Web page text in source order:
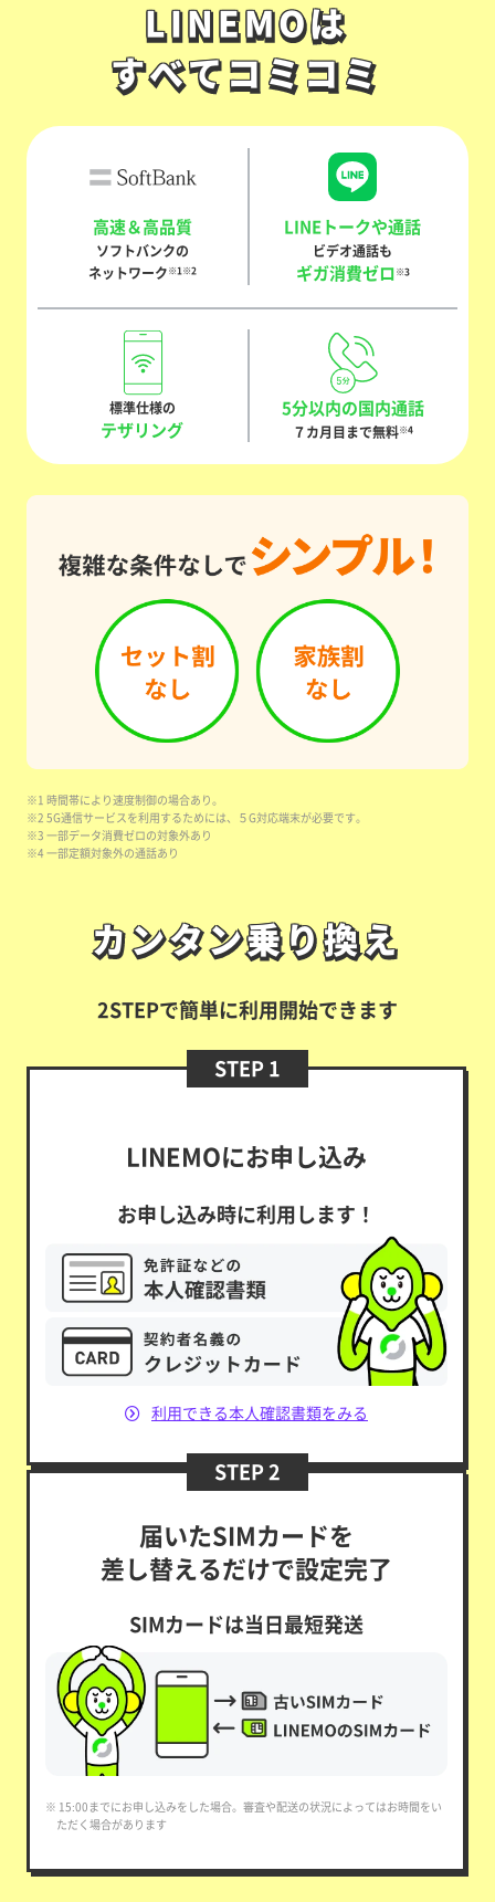
LINEMOは
すべてコミコミ
LINEMOは
すべてコミコミ
高速＆高品質
ソフトバンクの
ネットワーク※1※2
LINEトークや通話
ビデオ通話も
ギガ消費ゼロ※3
標準仕様の
テザリング
5分以内の国内通話
７カ月目まで無料※4
※1 時間帯により速度制御の場合あり。
※2 5G通信サービスを利用するためには、５G対応端末が必要です。
※3 一部データ消費ゼロの対象外あり
※4 一部定額対象外の通話あり
カンタン乗り換え
カンタン乗り換え
2STEPで簡単に利用開始できます
STEP 1
LINEMOにお申し込み
お申し込み時に利用します！
利用できる本人確認書類をみる
STEP 2
届いたSIMカードを
差し替えるだけで設定完了
SIMカードは当日最短発送
※ 15:00までにお申し込みをした場合。審査や配送の状況によってはお時間をい
ただく場合があります